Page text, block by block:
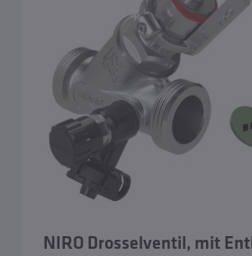
NIRO Drosselventil, mit